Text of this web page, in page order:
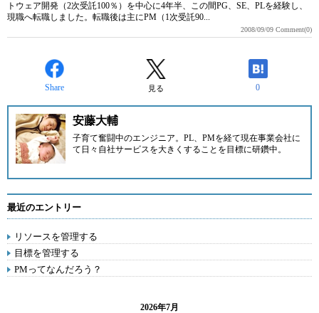
トウェア開発（2次受託100％）を中心に4年半、この間PG、SE、PLを経験し、
現職へ転職しました。転職後は主にPM（1次受託90...
2008/09/09 Comment(0)
Share 見る 0
安藤大輔
子育て奮闘中のエンジニア。PL、PMを経て現在事業会社に
て日々自社サービスを大きくすることを目標に研鑽中。
最近のエントリー
リソースを管理する
目標を管理する
PMってなんだろう？
2026年7月